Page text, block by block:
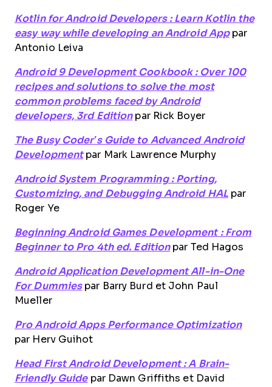
Kotlin for Android Developers : Learn Kotlin the
easy way while developing an Android App par
Antonio Leiva
Android 9 Development Cookbook : Over 100
recipes and solutions to solve the most
common problems faced by Android
developers, 3rd Edition par Rick Boyer
The Busy Coder’s Guide to Advanced Android
Development par Mark Lawrence Murphy
Android System Programming : Porting,
Customizing, and Debugging Android HAL par
Roger Ye
Beginning Android Games Development : From
Beginner to Pro 4th ed. Edition par Ted Hagos
Android Application Development All-in-One
For Dummies par Barry Burd et John Paul
Mueller
Pro Android Apps Performance Optimization
par Herv Guihot
Head First Android Development : A Brain-
Friendly Guide par Dawn Griffiths et David